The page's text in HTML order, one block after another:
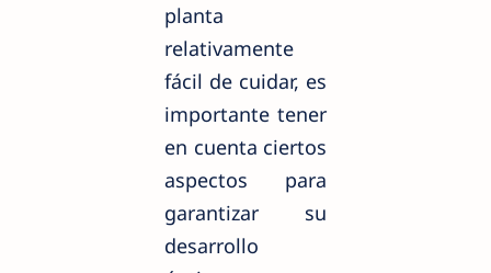
planta
relativamente
fácil de cuidar, es
importante tener
en cuenta ciertos
aspectos para
garantizar su
desarrollo